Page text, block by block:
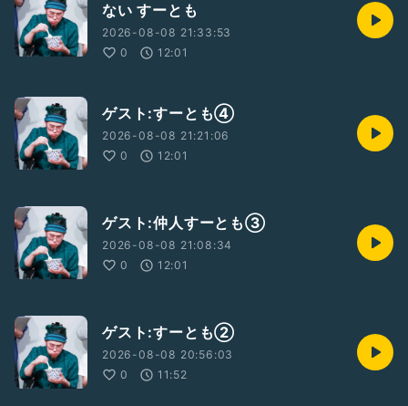
ない すーとも
2026-08-08 21:33:53
0
12:01
ゲスト:すーとも④
2026-08-08 21:21:06
0
12:01
ゲスト:仲人すーとも③
2026-08-08 21:08:34
0
12:01
ゲスト:すーとも②
2026-08-08 20:56:03
0
11:52